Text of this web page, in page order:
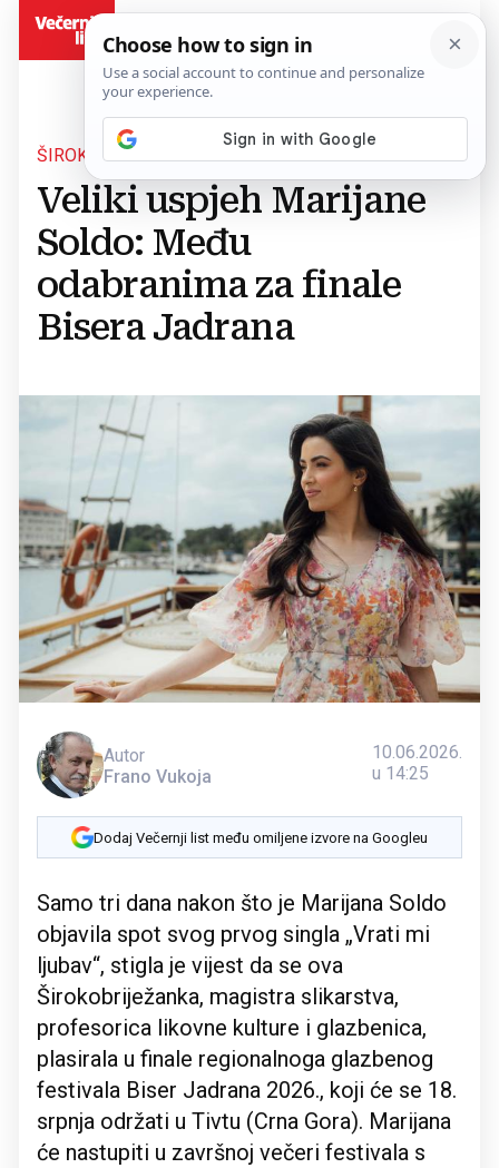
ŠIROKOBRIJEŠKA SLIKARICA I GLAZBENICA
Veliki uspjeh Marijane
Soldo: Među
odabranima za finale
Bisera Jadrana
Autor
Frano Vukoja
10.06.2026.
u 14:25
Dodaj Večernji list među omiljene izvore na Googleu
Samo tri dana nakon što je Marijana Soldo
objavila spot svog prvog singla „Vrati mi
ljubav“, stigla je vijest da se ova
Širokobriježanka, magistra slikarstva,
profesorica likovne kulture i glazbenica,
plasirala u finale regionalnoga glazbenog
festivala Biser Jadrana 2026., koji će se 18.
srpnja održati u Tivtu (Crna Gora). Marijana
će nastupiti u završnoj večeri festivala s